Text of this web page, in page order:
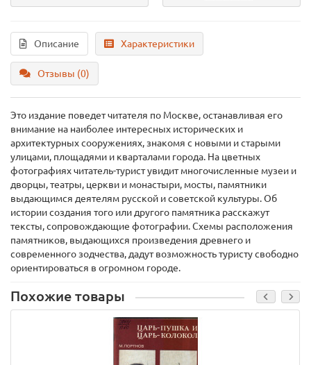
Описание Характеристики
Отзывы (0)
Это издание поведет читателя по Москве, останавливая его
внимание на наиболее интересных исторических и
архитектурных сооружениях, знакомя с новыми и старыми
улицами, площадями и кварталами города. На цветных
фотографиях читатель-турист увидит многочисленные музеи и
дворцы, театры, церкви и монастыри, мосты, памятники
выдающимся деятелям русской и советской культуры. Об
истории создания того или другого памятника расскажут
тексты, сопровождающие фотографии. Схемы расположения
памятников, выдающихся произведения древнего и
современного зодчества, дадут возможность туристу свободно
ориентироваться в огромном городе.
Похожие товары